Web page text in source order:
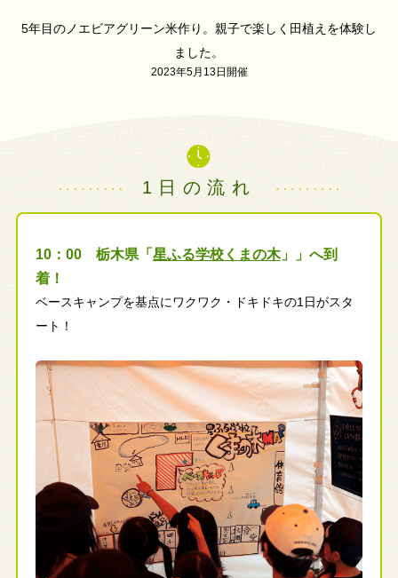
5年目のノエビアグリーン米作り。親子で楽しく田植えを体験し
ました。
2023年5月13日開催
1日の流れ
10：00 栃木県「 星ふる学校くまの木」」へ到
着！
ベースキャンプを基点にワクワク・ドキドキの1日がスタ
ート！